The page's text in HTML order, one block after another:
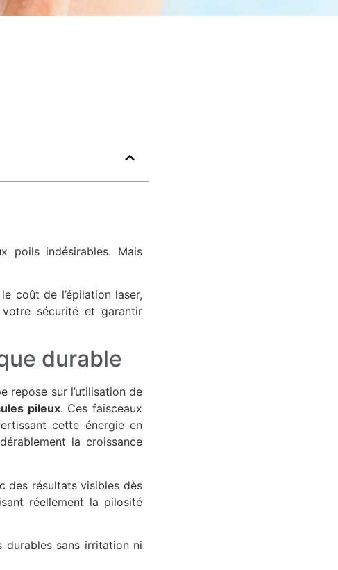
poils indésirables. Mais
coût de l’épilation laser,
sécurité et garantir
durable
repose sur l’utilisation de
pileux. Ces faisceaux
cette énergie en
la croissance
des résultats visibles dès
réellement la pilosité
durables sans irritation ni